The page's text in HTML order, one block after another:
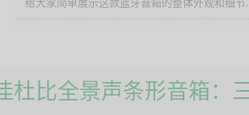
杜比全景声条形音箱：